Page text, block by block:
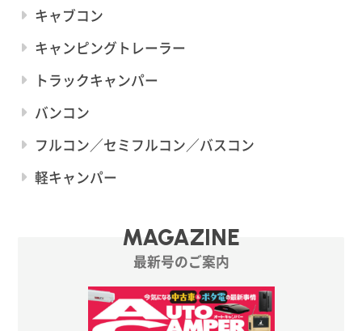
キャブコン
キャンピングトレーラー
トラックキャンパー
バンコン
フルコン／セミフルコン／バスコン
軽キャンパー
MAGAZINE
最新号のご案内